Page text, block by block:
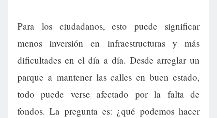
Para los ciudadanos, esto puede significar
menos inversión en infraestructuras y más
dificultades en el día a día. Desde arreglar un
parque a mantener las calles en buen estado,
todo puede verse afectado por la falta de
fondos. La pregunta es: ¿qué podemos hacer